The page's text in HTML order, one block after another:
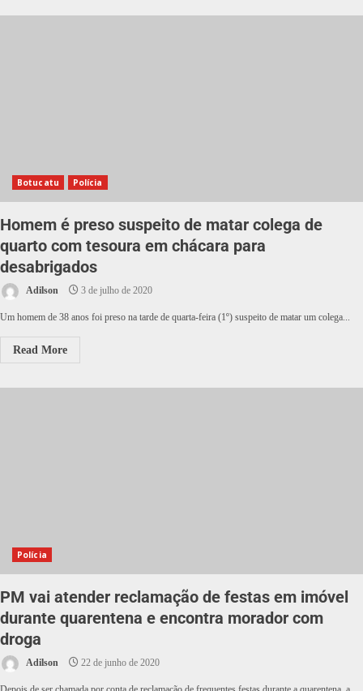
Botucatu Polícia
Homem é preso suspeito de matar colega de
quarto com tesoura em chácara para
desabrigados
Adilson 3 de julho de 2020
Um homem de 38 anos foi preso na tarde de quarta-feira (1º) suspeito de matar um colega...
Read More
Polícia
PM vai atender reclamação de festas em imóvel
durante quarentena e encontra morador com
droga
Adilson 22 de junho de 2020